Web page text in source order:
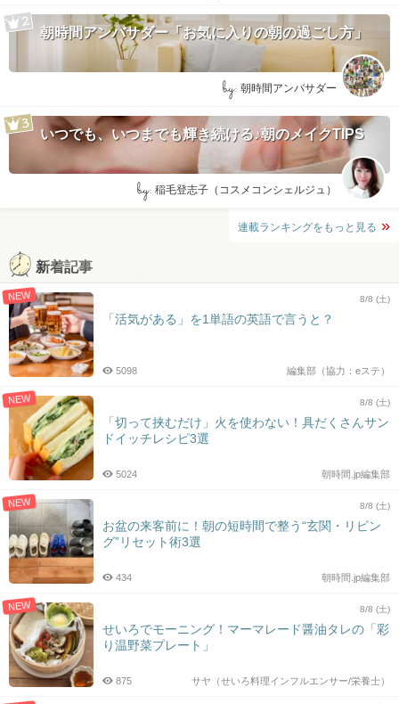
朝時間アンバサダー「お気に入りの朝の過ごし方」
by: 朝時間アンバサダー
いつでも、いつまでも輝き続ける♪朝のメイクTIPS
by: 稲毛登志子（コスメコンシェルジュ）
連載ランキングをもっと見る
新着記事
NEW 8/8 (土)
「活気がある」を1単語の英語で言うと？
編集部（協力：eステ）
5098
NEW 8/8 (土)
「切って挟むだけ」火を使わない！具だくさんサン
ドイッチレシピ3選
朝時間.jp編集部
5024
NEW 8/8 (土)
お盆の来客前に！朝の短時間で整う“玄関・リビン
グ”リセット術3選
朝時間.jp編集部
434
NEW 8/8 (土)
せいろでモーニング！マーマレード醤油タレの「彩
り温野菜プレート」
サヤ（せいろ料理インフルエンサー/栄養士）
875